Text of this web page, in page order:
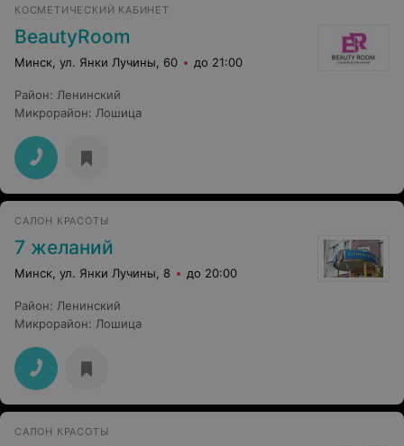
КОСМЕТИЧЕСКИЙ КАБИНЕТ
BeautyRoom
Минск, ул. Янки Лучины, 60 до 21:00
Район: Ленинский
Микрорайон: Лошица
САЛОН КРАСОТЫ
7 желаний
Минск, ул. Янки Лучины, 8 до 20:00
Район: Ленинский
Микрорайон: Лошица
САЛОН КРАСОТЫ